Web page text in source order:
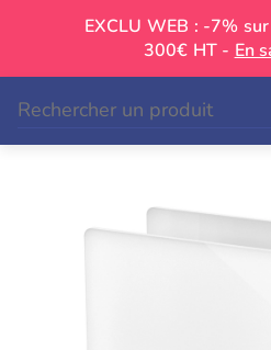
EXCLU WEB : -7%
300€ HT - En